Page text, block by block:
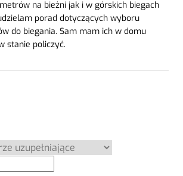
na bieżni jak i w górskich biegach
porad dotyczących wyboru
do biegania. Sam mam ich w domu
stanie policzyć.